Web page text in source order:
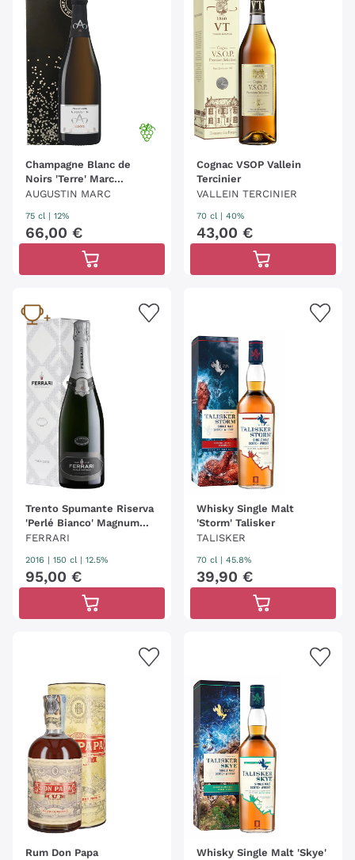
Champagne Blanc de
Noirs 'Terre' Marc
Augustin
AUGUSTIN MARC
75 cl | 12%
66,00 €
Cognac VSOP Vallein
Tercinier
VALLEIN TERCINIER
70 cl | 40%
43,00 €
Trento Spumante Riserva
'Perlé Bianco' Magnum
Ferrari
FERRARI
2016 150 cl | 12.5%
95,00 €
Whisky Single Malt
'Storm' Talisker
TALISKER
70 cl | 45.8%
39,90 €
Rum Don Papa
Whisky Single Malt 'Skye'